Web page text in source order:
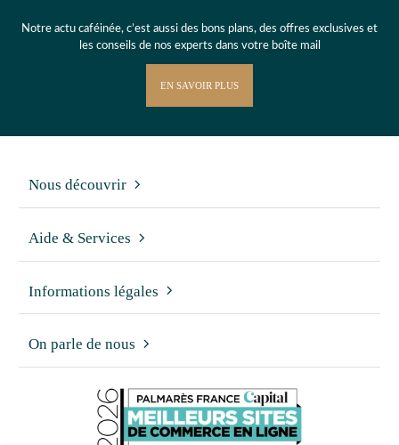
Notre actu caféinée, c’est aussi des bons plans, des offres exclusives et
les conseils de nos experts dans votre boîte mail
EN SAVOIR PLUS
Nous découvrir
Aide & Services
Informations légales
On parle de nous